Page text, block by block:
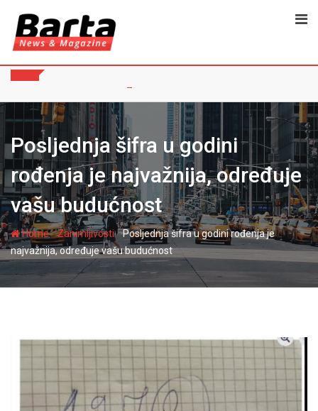
content
Posljednja šifra u godini
rođenja je najvažnija, određuje
vašu budućnost
Home-Zanimljivosti-Posljednja šifra u godini rođenja je
najvažnija, određuje vašu budućnost